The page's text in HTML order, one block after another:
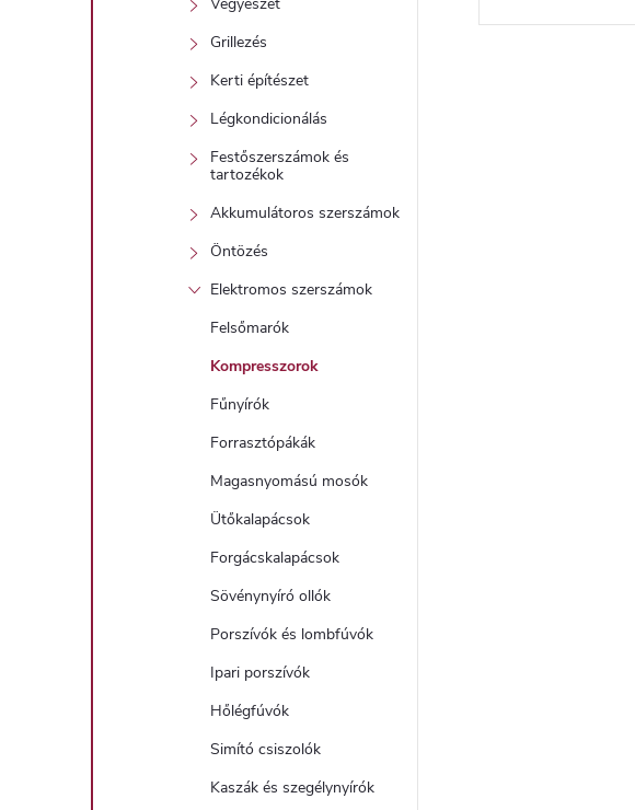
Vegyészet
Grillezés
Kerti építészet
Légkondicionálás
Festőszerszámok és
tartozékok
Akkumulátoros szerszámok
Öntözés
Elektromos szerszámok
Felsőmarók
Kompresszorok
Fűnyírók
Forrasztópákák
Magasnyomású mosók
Ütőkalapácsok
Forgácskalapácsok
Sövénynyíró ollók
Porszívók és lombfúvók
Ipari porszívók
Hőlégfúvók
Simító csiszolók
Kaszák és szegélynyírók
d
l